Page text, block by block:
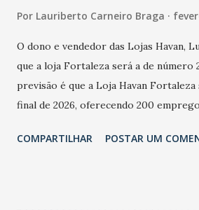
Por Lauriberto Carneiro Braga
O dono e vendedor das Lojas Havan,
que a loja Fortaleza será a de número
previsão é que a Loja Havan Fortaleza
final de 2026, oferecendo 200
Havan Fortaleza ainda não foi
COMPARTILHAR POSTAR UM